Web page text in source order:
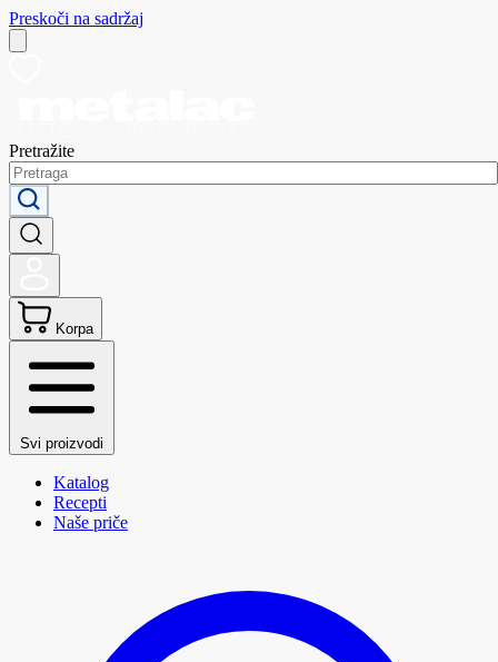
Preskoči na sadržaj
Pretražite
Korpa
Svi proizvodi
Katalog
Recepti
Naše priče